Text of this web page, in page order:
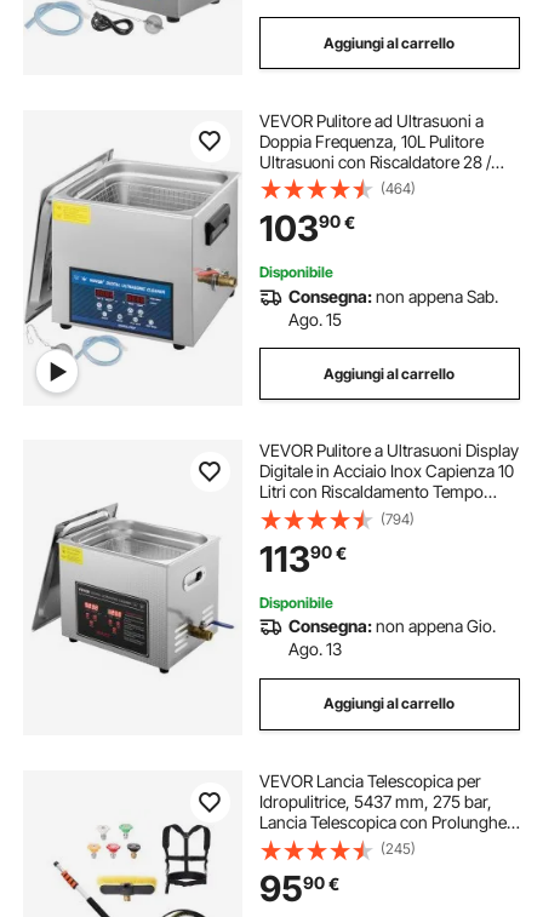
Aggiungi al carrello
VEVOR Pulitore ad Ultrasuoni a
Doppia Frequenza, 10L Pulitore
Ultrasuoni con Riscaldatore 28 /
40KHz, Macchina per la Pulizia in
Acciaio Inossidabile, per Parti di
Gioielli, Occhiali, Denture ecc.
(464)
10390€
Disponibile
Consegna:non appena Sab.
Ago. 15
Aggiungi al carrello
VEVOR Pulitore a Ultrasuoni Display
Digitale in Acciaio Inox Capienza 10
Litri con Riscaldamento Tempo
Temperatura Regolabile, Macchina
Pulitrice a Ultrasuoni per Gioielli
Occhiali Orologi Laboratorio
(794)
11390€
Disponibile
Consegna:non appena Gio.
Ago. 13
Aggiungi al carrello
VEVOR Lancia Telescopica per
Idropulitrice, 5437 mm, 275 bar,
Lancia Telescopica con Prolunghe,
Pulitore per Grondaie, Testina
Spazzola, 5 Ugelli Spruzzo,
Adattatore e Cintura di Supporto
Regolabile
(245)
9590€